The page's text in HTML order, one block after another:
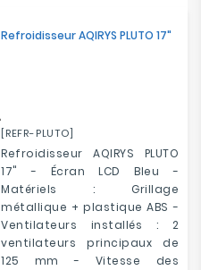
Refroidisseur AQIRYS PLUTO 17"
[REFR-PLUTO]
Refroidisseur AQIRYS PLUTO
17" - Écran LCD Bleu -
Matériels : Grillage
métallique + plastique ABS -
Ventilateurs installés : 2
ventilateurs principaux de
125 mm - Vitesse des